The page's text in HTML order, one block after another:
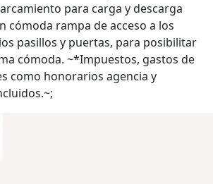
para carga y descarga
cómoda rampa de acceso a los
pasillos y puertas, para posibilitar
cómoda. ~*Impuestos, gastos de
como honorarios agencia y